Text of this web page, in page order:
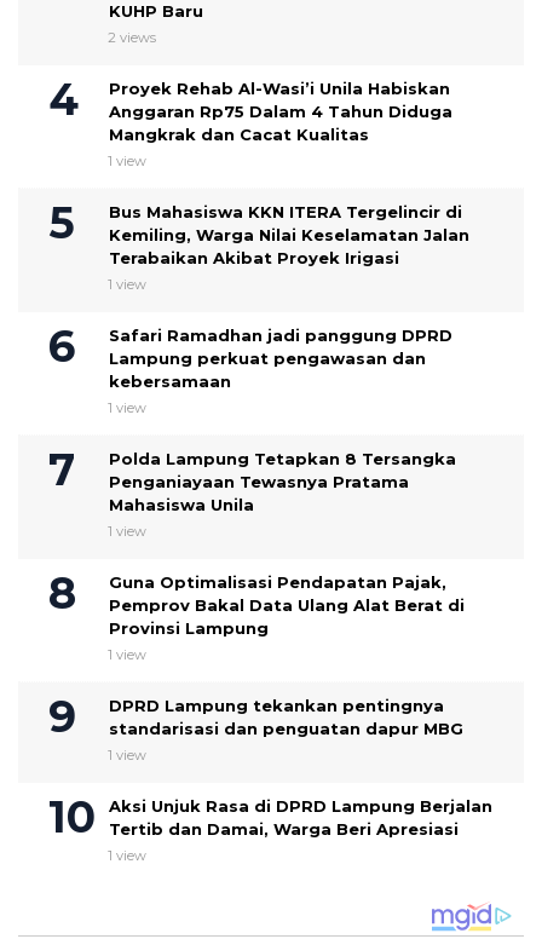
KUHP Baru
2 views
Proyek Rehab Al-Wasi’i Unila Habiskan
Anggaran Rp75 Dalam 4 Tahun Diduga
Mangkrak dan Cacat Kualitas
1 view
Bus Mahasiswa KKN ITERA Tergelincir di
Kemiling, Warga Nilai Keselamatan Jalan
Terabaikan Akibat Proyek Irigasi
1 view
Safari Ramadhan jadi panggung DPRD
Lampung perkuat pengawasan dan
kebersamaan
1 view
Polda Lampung Tetapkan 8 Tersangka
Penganiayaan Tewasnya Pratama
Mahasiswa Unila
1 view
Guna Optimalisasi Pendapatan Pajak,
Pemprov Bakal Data Ulang Alat Berat di
Provinsi Lampung
1 view
DPRD Lampung tekankan pentingnya
standarisasi dan penguatan dapur MBG
1 view
Aksi Unjuk Rasa di DPRD Lampung Berjalan
Tertib dan Damai, Warga Beri Apresiasi
1 view